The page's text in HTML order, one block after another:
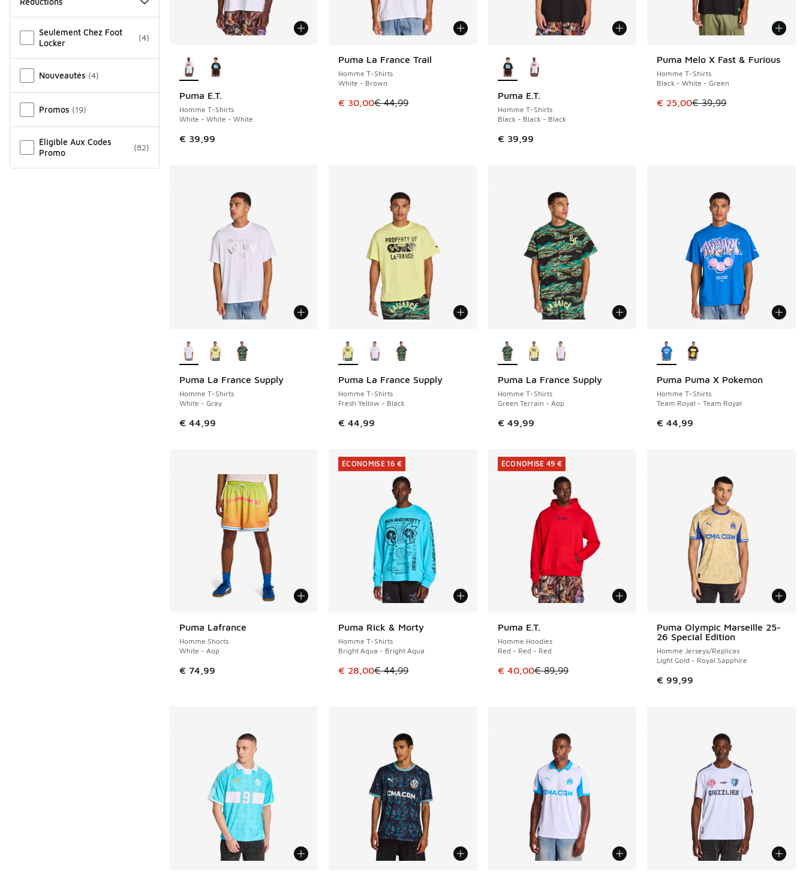
Seulement Chez Foot
Locker
(4)
Nouveautés (4)
Promos (19)
Éligible Aux Codes
Promo
(82)
Puma E.T.
Homme T-Shirts
White - White - White
€ 39,99
Puma La France Trail
Homme T-Shirts
White - Brown
Cet article est en promotion. Prix en baisse de € 44,99 à € 30,00
€ 30,00€ 44,99
ÉCONOMISE 14 €
Puma E.T.
Homme T-Shirts
Black - Black - Black
€ 39,99
Puma Melo X Fast & Furious
Homme T-Shirts
Black - White - Green
Cet article est en promotion.
€ 25,00€ 39,99
ÉCONOMISE 14 €
Puma La France Supply
Homme T-Shirts
White - Gray
€ 44,99
Puma La France Supply
Homme T-Shirts
Fresh Yellow - Black
€ 44,99
Puma La France Supply
Homme T-Shirts
Green Terrain - Aop
€ 49,99
Puma Puma X Pokemon
Homme T-Shirts
Team Royal - Team Royal
€ 44,99
Puma Lafrance
Homme Shorts
White - Aop
€ 74,99
Puma Rick & Morty
Homme T-Shirts
Bright Aqua - Bright Aqua
Cet article est en promotion. Prix en baisse de € 44,99 à € 28,00
€ 28,00€ 44,99
ÉCONOMISE 16 €
ÉCONOMISE 16 €
Puma E.T.
Homme Hoodies
Red - Red - Red
Cet article est en promotion. Prix en baisse de € 89,99 à € 40,00
€ 40,00€ 89,99
ÉCONOMISE 49 €
ÉCONOMISE 49 €
Puma Olympic Marseille 25-
26 Special Edition
Homme Jerseys/Replicas
Light Gold - Royal Sapphire
€ 99,99